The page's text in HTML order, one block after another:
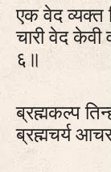
एक वेद व्यक्त
चारी वेद
६॥
ब्रह्मकल्प
ब्रह्मचर्य